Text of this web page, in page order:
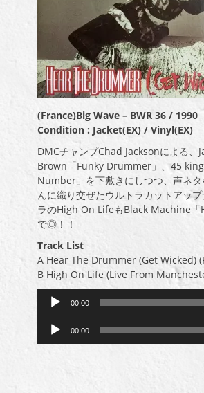
(France)Big Wave – BWR 36 / 1990
Condition : Jacket(EX) / Vinyl(EX)
DMCチャンプChad Jacksonによる、
Brown「Funky Drummer」、45
Number」を下敷きにしつつ、声ネ
んに織り交ぜたウルトラカットアッ
ラのHigh On LifeもBlack Machine「
で◎！！
Track List
A Hear The Drummer (Get Wicked)
B High On Life (Live From
00:00
00:00